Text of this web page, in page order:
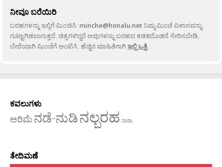
ನೀವೂ ಬರೆಯಿರಿ
ಬರಹಗಳನ್ನು ಇಲ್ಲಿಗೆ ಮಿಂಚಿಸಿ: minche@honalu.netನಿಮ್ಮ ಮಿಂಚೆ ವಿಳಾಸವನ್ನು
ಗುಟ್ಟಾಗಿಡಲಾಗುತ್ತದೆ. ಚಿತ್ರಗಳಿದ್ದರೆ ಅವುಗಳನ್ನು ಬರಹದ ಕಡತದೊಡನೆ ಸೇರಿಸಬೇಡಿ,
ಬೇರೆಯಾಗಿ ಮಿಂಚೆಗೆ ಅಂಟಿಸಿ. ಹೆಚ್ಚಿನ ಮಾಹಿತಿಗಾಗಿಇಲ್ಲಿ ಒತ್ತಿ.
ಕವಲುಗಳು
ಅರಿಮೆನಡೆ-ನುಡಿನಲ್ಬರಹ ನಾಡು
ತೇದಿಮಣೆ